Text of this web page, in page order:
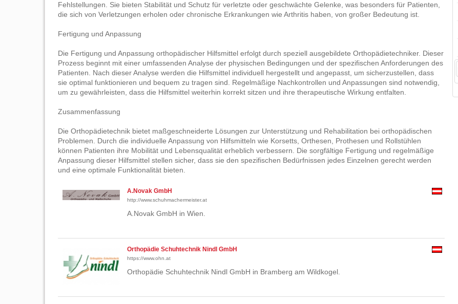
Fehlstellungen. Sie bieten Stabilität und Schutz für verletzte oder geschwächte Gelenke, was besonders für Patienten,
die sich von Verletzungen erholen oder chronische Erkrankungen wie Arthritis haben, von großer Bedeutung ist.
Fertigung und Anpassung
Die Fertigung und Anpassung orthopädischer Hilfsmittel erfolgt durch speziell ausgebildete Orthopädietechniker. Dieser
Prozess beginnt mit einer umfassenden Analyse der physischen Bedingungen und der spezifischen Anforderungen des
Patienten. Nach dieser Analyse werden die Hilfsmittel individuell hergestellt und angepasst, um sicherzustellen, dass
sie optimal funktionieren und bequem zu tragen sind. Regelmäßige Nachkontrollen und Anpassungen sind notwendig,
um zu gewährleisten, dass die Hilfsmittel weiterhin korrekt sitzen und ihre therapeutische Wirkung entfalten.
Zusammenfassung
Die Orthopädietechnik bietet maßgeschneiderte Lösungen zur Unterstützung und Rehabilitation bei orthopädischen
Problemen. Durch die individuelle Anpassung von Hilfsmitteln wie Korsetts, Orthesen, Prothesen und Rollstühlen
können Patienten ihre Mobilität und Lebensqualität erheblich verbessern. Die sorgfältige Fertigung und regelmäßige
Anpassung dieser Hilfsmittel stellen sicher, dass sie den spezifischen Bedürfnissen jedes Einzelnen gerecht werden
und eine optimale Funktionalität bieten.
A.Novak GmbH
http://www.schuhmachermeister.at
A.Novak GmbH in Wien.
Orthopädie Schuhtechnik Nindl GmbH
https://www.ohn.at
Orthopädie Schuhtechnik Nindl GmbH in Bramberg am Wildkogel.